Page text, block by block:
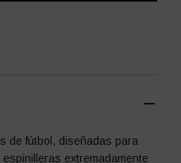
de fútbol, diseñadas para
extremadamente